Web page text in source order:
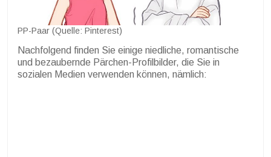
PP-Paar (Quelle: Pinterest)
Nachfolgend finden Sie einige niedliche, romantische
und bezaubernde Pärchen-Profilbilder, die Sie in
sozialen Medien verwenden können, nämlich: